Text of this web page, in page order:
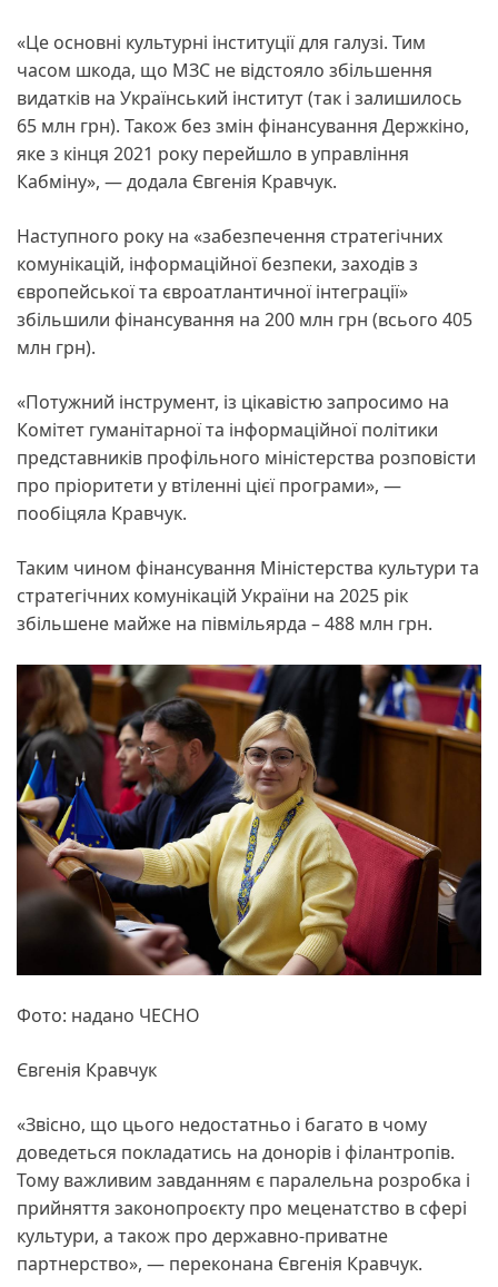
«Це основні культурні інституції для галузі. Тим
часом шкода, що МЗС не відстояло збільшення
видатків на Український інститут (так і залишилось
65 млн грн). Також без змін фінансування Держкіно,
яке з кінця 2021 року перейшло в управління
Кабміну», — додала Євгенія Кравчук.
Наступного року на «забезпечення стратегічних
комунікацій, інформаційної безпеки, заходів з
європейської та євроатлантичної інтеграції»
збільшили фінансування на 200 млн грн (всього 405
млн грн).
«Потужний інструмент, із цікавістю запросимо на
Комітет гуманітарної та інформаційної політики
представників профільного міністерства розповісти
про пріоритети у втіленні цієї програми», —
пообіцяла Кравчук.
Таким чином фінансування Міністерства культури та
стратегічних комунікацій України на 2025 рік
збільшене майже на півмільярда – 488 млн грн.
Фото: надано ЧЕСНО
Євгенія Кравчук
«Звісно, що цього недостатньо і багато в чому
доведеться покладатись на донорів і філантропів.
Тому важливим завданням є паралельна розробка і
прийняття законопроєкту про меценатство в сфері
культури, а також про державно-приватне
партнерство», — переконана Євгенія Кравчук.